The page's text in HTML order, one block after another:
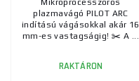
Mikroprocesszoros
plazmavágó PILOT ARC
indítású vágásokkal akár 16
mm-es vastagságig! ✂️ A ...
RAKTÁRON